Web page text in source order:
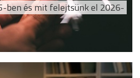
ben és mit felejtsünk el 2026-